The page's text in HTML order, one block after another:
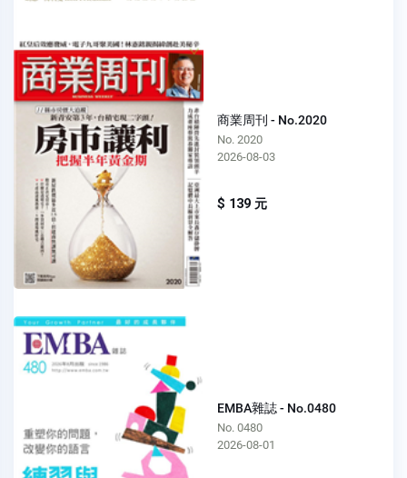
商業周刊 - No.2020
No. 2020
2026-08-03
$ 139 元
EMBA雜誌 - No.0480
No. 0480
2026-08-01